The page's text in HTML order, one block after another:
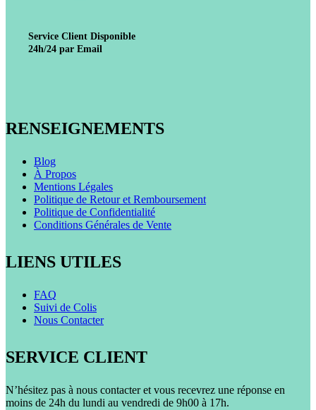
Service Client Disponible
24h/24 par Email
RENSEIGNEMENTS
Blog
À Propos
Mentions Légales
Politique de Retour et Remboursement
Politique de Confidentialité
Conditions Générales de Vente
LIENS UTILES
FAQ
Suivi de Colis
Nous Contacter
SERVICE CLIENT
N’hésitez pas à nous contacter et vous recevrez une réponse en
moins de 24h du lundi au vendredi de 9h00 à 17h.